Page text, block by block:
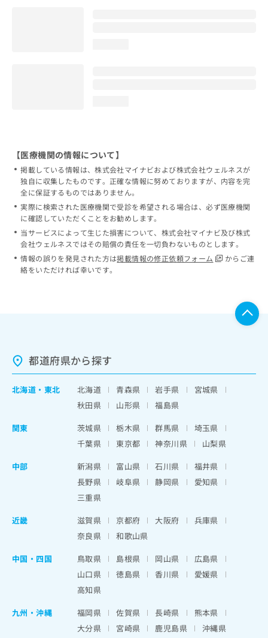
【医療機関の情報について】
掲載している情報は、株式会社マイナビおよび株式会社ウェルネスが
独自に収集したものです。正確な情報に努めておりますが、内容を完
全に保証するものではありません。
実際に検索された医療機関で受診を希望される場合は、必ず医療機関
に確認していただくことをお勧めします。
当サービスによって生じた損害について、株式会社マイナビ及び株式
会社ウェルネスではその賠償の責任を一切負わないものとします。
情報の誤りを発見された方は掲載情報の修正依頼フォーム
からご連
絡をいただければ幸いです。
都道府県から探す
北海道 ・ 東北 北海道 青森県 岩手県
宮城県
秋田県
山形県
福島県
関東
茨城県 栃木県 群馬県
埼玉県
千葉県
東京都 神奈川県
山梨県
中部
新潟県 富山県 石川県
福井県
長野県
岐阜県 静岡県
愛知県
三重県
近畿
滋賀県 京都府 大阪府
兵庫県
奈良県
和歌山県
中国・四国
鳥取県 島根県 岡山県
広島県
山口県
徳島県 香川県
愛媛県
高知県
九州・沖縄
福岡県 佐賀県 長崎県
熊本県
大分県
宮崎県 鹿児島県 沖縄県